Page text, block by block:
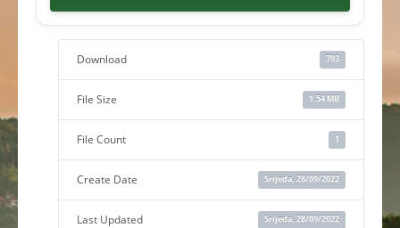
Download 793
File Size 1.54 MB
File Count 1
Create Date Srijeda, 28/09/2022
Last Updated Srijeda, 28/09/2022